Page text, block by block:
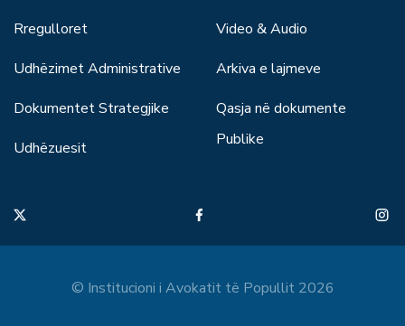
Rregulloret
Udhëzimet Administrative
Dokumentet Strategjike
Udhëzuesit
Video & Audio
Arkiva e lajmeve
Qasja në dokumente
Publike
© Institucioni i Avokatit të Popullit 2026